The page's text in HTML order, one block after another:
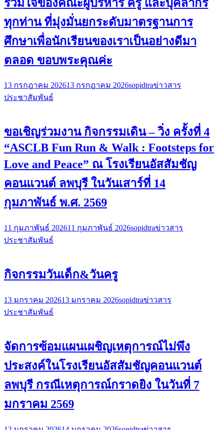
ร่วมใจของคณะผู้บริหาร ครู และบุคลากร
ทุกท่าน ที่มุ่งมั่นยกระดับมาตรฐานการ
ศึกษาเพื่อนักเรียนของเราเป็นอย่างดีมา
ตลอด ขอบพระคุณค่ะ
13 กรกฎาคม 202613 กรกฎาคม 2026sopidtraข่าวสาร
ประชาสัมพันธ์
ขอเชิญร่วมงาน กิจกรรมเดิน – วิ่ง ครั้งที่ 4
“ASCLB Fun Run & Walk : Footsteps for
Love and Peace” ณ โรงเรียนอัสสัมชัญ
คอนแวนต์ ลพบุรี ในวันเสาร์ที่ 14
กุมภาพันธ์ พ.ศ. 2569
11 กุมภาพันธ์ 202611 กุมภาพันธ์ 2026sopidtraข่าวสาร
ประชาสัมพันธ์
กิจกรรมวันเด็ก&วันครู
13 มกราคม 202613 มกราคม 2026sopidtraข่าวสาร
ประชาสัมพันธ์
จัดการซ้อมแผนเผชิญเหตุการณ์ไม่พึง
ประสงค์ในโรงเรียนอัสสัมชัญคอนแวนต์
ลพบุรี กรณีเหตุการณ์กราดยิง ในวันที่ 7
มกราคม 2569